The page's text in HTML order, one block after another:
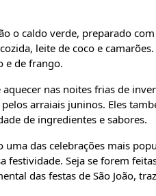
o caldo verde, preparado
leite de coco e
e de frango.
nas noites frias de
arraiais juninos. Eles
de ingredientes e sabores.
das celebrações mais
festividade. Seja se forem
das festas de São João,